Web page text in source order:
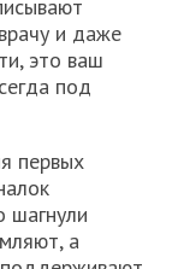
и даже
это ваш
под
первых
шагнули
а